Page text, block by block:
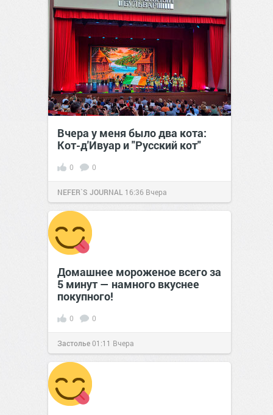
Вчера у меня было два кота:
Кот-д'Ивуар и "Русский кот"
0 0
NEFER`S JOURNAL 16:36 Вчера
Домашнее мороженое всего за
5 минут — намного вкуснее
покупного!
0 0
Застолье01:11 Вчера